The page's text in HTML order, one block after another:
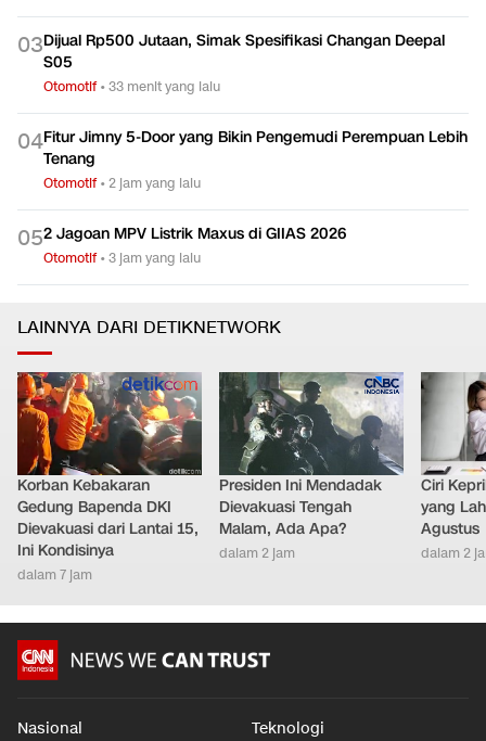
03Dijual Rp500 Jutaan, Simak Spesifikasi Changan Deepal
S05
Otomotif•33 menit yang lalu
04Fitur Jimny 5-Door yang Bikin Pengemudi Perempuan Lebih
Tenang
Otomotif•2 jam yang lalu
052 Jagoan MPV Listrik Maxus di GIIAS 2026
Otomotif•3 jam yang lalu
LAINNYA DARI DETIKNETWORK
Korban Kebakaran
Gedung Bapenda DKI
Dievakuasi dari Lantai 15,
Ini Kondisinya
dalam 7 jam
Presiden Ini Mendadak
Dievakuasi Tengah
Malam, Ada Apa?
dalam 2 jam
Ciri
yang
Agustus
dalam 2
Nasional Teknologi